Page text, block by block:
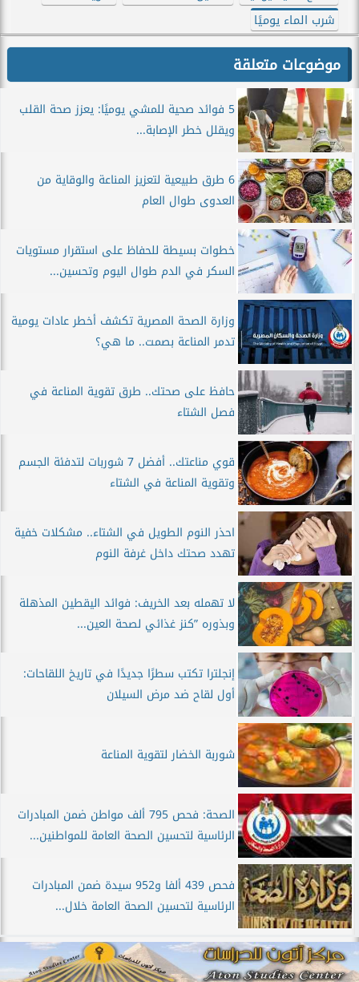
شرب الماء يوميًا
موضوعات متعلقة
5 فوائد صحية للمشي يوميًا: يعزز صحة القلب
ويقلل خطر الإصابة...
6 طرق طبيعية لتعزيز المناعة والوقاية من
العدوى طوال العام
خطوات بسيطة للحفاظ على استقرار مستويات
السكر في الدم طوال اليوم وتحسين...
وزارة الصحة المصرية تكشف أخطر عادات يومية
تدمر المناعة بصمت.. ما هي؟
حافظ على صحتك.. طرق تقوية المناعة في
فصل الشتاء
قوي مناعتك.. أفضل 7 شوربات لتدفئة الجسم
وتقوية المناعة في الشتاء
احذر النوم الطويل في الشتاء.. مشكلات خفية
تهدد صحتك داخل غرفة النوم
لا تهمله بعد الخريف: فوائد اليقطين المذهلة
وبذوره ”كنز غذائي لصحة العين...
إنجلترا تكتب سطرًا جديدًا في تاريخ اللقاحات:
أول لقاح ضد مرض السيلان
شوربة الخضار لتقوية المناعة
الصحة: فحص 795 ألف مواطن ضمن المبادرات
الرئاسية لتحسين الصحة العامة للمواطنين...
فحص 439 ألفا و952 سيدة ضمن المبادرات
الرئاسية لتحسين الصحة العامة خلال...